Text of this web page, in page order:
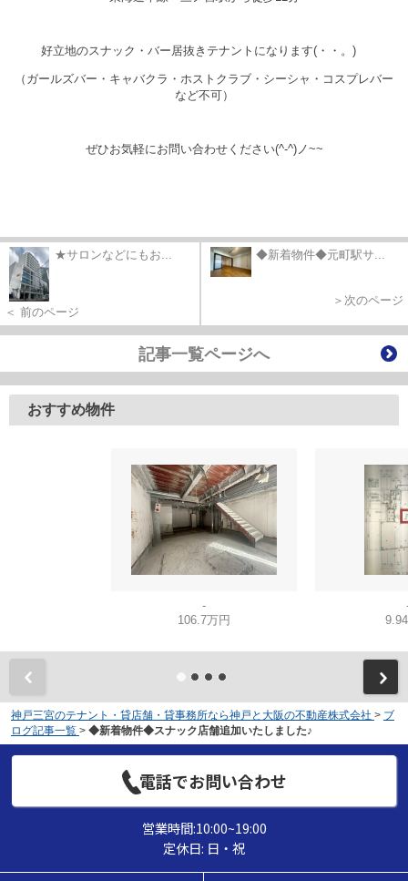
好立地のスナック・バー居抜きテナントになります(・・。)ゞ
（ガールズバー・キャバクラ・ホストクラブ・シーシャ・コスプレバー
など不可）
ぜひお気軽にお問い合わせください(^-^)ノ~~
★サロンなどにもお...
＜ 前のページ
◆新着物件◆元町駅サ...
＞次のページ
記事一覧ページへ
おすすめ物件
-
106.7万円
神戸三宮のテナント・貸店舗・貸事務所なら神戸と大阪の不動産株式会社 > ブ
ログ記事一覧 > ◆新着物件◆スナック店舗追加いたしました♪
電話でお問い合わせ
営業時間:10:00~19:00
定休日: 日・祝